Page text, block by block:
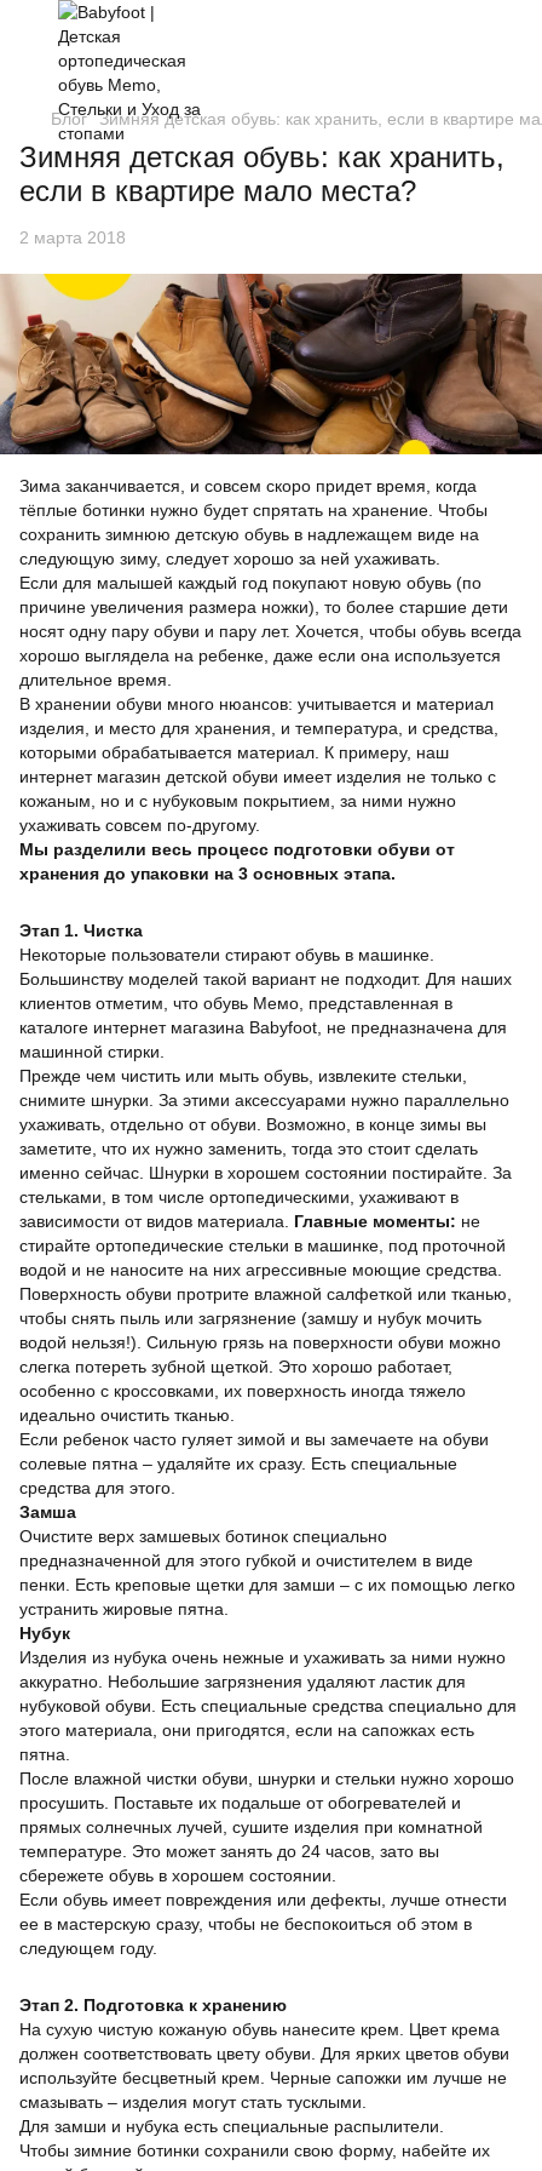
Блог Зимняя детская обувь: как хранить, если в квартире
Зимняя детская обувь: как хранить,
если в квартире мало места?
2 марта 2018
Зима заканчивается, и совсем скоро придет время, когда
тёплые ботинки нужно будет спрятать на хранение. Чтобы
сохранить зимнюю детскую обувь в надлежащем виде на
следующую зиму, следует хорошо за ней ухаживать.
Если для малышей каждый год покупают новую обувь (по
причине увеличения размера ножки), то более старшие дети
носят одну пару обуви и пару лет. Хочется, чтобы обувь всегда
хорошо выглядела на ребенке, даже если она используется
длительное время.
В хранении обуви много нюансов: учитывается и материал
изделия, и место для хранения, и температура, и средства,
которыми обрабатывается материал. К примеру, наш
интернет магазин детской обуви имеет изделия не только с
кожаным, но и с нубуковым покрытием, за ними нужно
ухаживать совсем по-другому.
Мы разделили весь процесс подготовки обуви от
хранения до упаковки на 3 основных этапа.
Этап 1. Чистка
Некоторые пользователи стирают обувь в машинке.
Большинству моделей такой вариант не подходит. Для наших
клиентов отметим, что обувь Мемо, представленная в
каталоге интернет магазина Babyfoot, не предназначена для
машинной стирки.
Прежде чем чистить или мыть обувь, извлеките стельки,
снимите шнурки. За этими аксессуарами нужно параллельно
ухаживать, отдельно от обуви. Возможно, в конце зимы вы
заметите, что их нужно заменить, тогда это стоит сделать
именно сейчас. Шнурки в хорошем состоянии постирайте. За
стельками, в том числе ортопедическими, ухаживают в
зависимости от видов материала. Главные моменты: не
стирайте ортопедические стельки в машинке, под проточной
водой и не наносите на них агрессивные моющие средства.
Поверхность обуви протрите влажной салфеткой или тканью,
чтобы снять пыль или загрязнение (замшу и нубук мочить
водой нельзя!). Сильную грязь на поверхности обуви можно
слегка потереть зубной щеткой. Это хорошо работает,
особенно с кроссовками, их поверхность иногда тяжело
идеально очистить тканью.
Если ребенок часто гуляет зимой и вы замечаете на обуви
солевые пятна – удаляйте их сразу. Есть специальные
средства для этого.
Замша
Очистите верх замшевых ботинок специально
предназначенной для этого губкой и очистителем в виде
пенки. Есть креповые щетки для замши – с их помощью легко
устранить жировые пятна.
Нубук
Изделия из нубука очень нежные и ухаживать за ними нужно
аккуратно. Небольшие загрязнения удаляют ластик для
нубуковой обуви. Есть специальные средства специально для
этого материала, они пригодятся, если на сапожках есть
пятна.
После влажной чистки обуви, шнурки и стельки нужно хорошо
просушить. Поставьте их подальше от обогревателей и
прямых солнечных лучей, сушите изделия при комнатной
температуре. Это может занять до 24 часов, зато вы
сбережете обувь в хорошем состоянии.
Если обувь имеет повреждения или дефекты, лучше отнести
ее в мастерскую сразу, чтобы не беспокоиться об этом в
следующем году.
Этап 2. Подготовка к хранению
На сухую чистую кожаную обувь нанесите крем. Цвет крема
должен соответствовать цвету обуви. Для ярких цветов обуви
используйте бесцветный крем. Черные сапожки им лучше не
смазывать – изделия могут стать тусклыми.
Для замши и нубука есть специальные распылители.
Чтобы зимние ботинки сохранили свою форму, набейте их